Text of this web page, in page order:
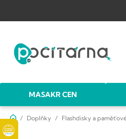
obsah
MASAKR CEN
DomůDoplňky Flashdisky a